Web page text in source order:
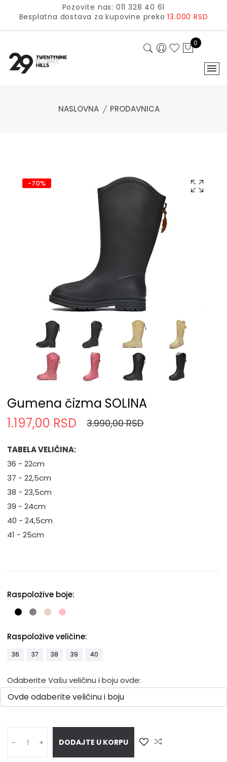
Pozovite nas: 011 328 40 61
Besplatna dostava za kupovine preko13.000 RSD
0
NASLOVNA PRODAVNICA
-70%
Gumena čizma SOLINA
1.197,00 RSD
3.990,00 RSD
TABELA VELIČINA:
36 - 22cm
37 - 22,5cm
38 - 23,5cm
39 - 24cm
40 - 24,5cm
41 - 25cm
Raspoložive boje:
Raspoložive veličine:
36 37 38 39 40
Odaberite Vašu veličinu i boju ovde:
- + DODAJTE U KORPU